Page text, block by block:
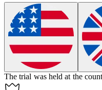
The trial was held at the